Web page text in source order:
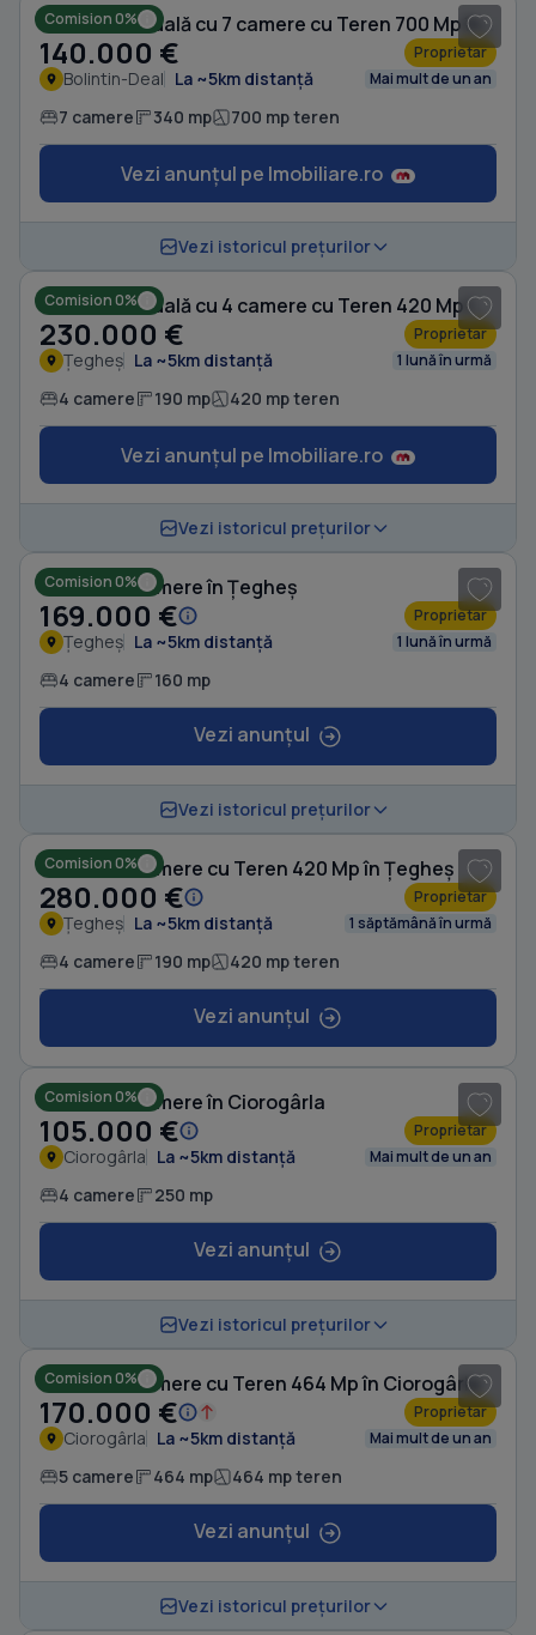
Comision 0% Casă individuală cu 7 camere cu Teren 700 Mp în Bolintin-Deal
140.000 € Proprietar
Bolintin-Deal La ~5km distanță Mai mult de un an
7 camere 340 mp 700 mp teren
Vezi anunțul pe Imobiliare.ro
Vezi istoricul prețurilor
Comision 0% Casă individuală cu 4 camere cu Teren 420 Mp în Țegheș
230.000 € Proprietar
Țegheș La ~5km distanță 1 lună în urmă
4 camere 190 mp 420 mp teren
Vezi anunțul pe Imobiliare.ro
Vezi istoricul prețurilor
Comision 0%
Casă cu 4 camere în Țegheș
169.000 € Proprietar
Țegheș La ~5km distanță 1 lună în urmă
4 camere 160 mp
Vezi anunțul
Vezi istoricul prețurilor
Comision 0%
Casă cu 4 camere cu Teren 420 Mp în Țegheș
280.000 € Proprietar
Țegheș La ~5km distanță 1 săptămână în urmă
4 camere 190 mp 420 mp teren
Vezi anunțul
Comision 0%
Casă cu 4 camere în Ciorogârla
105.000 € Proprietar
Ciorogârla La ~5km distanță Mai mult de un an
4 camere 250 mp
Vezi anunțul
Vezi istoricul prețurilor
Comision 0%
Casă cu 5 camere cu Teren 464 Mp în Ciorogârla
170.000 € Proprietar
Ciorogârla La ~5km distanță Mai mult de un an
5 camere 464 mp 464 mp teren
Vezi anunțul
Vezi istoricul prețurilor